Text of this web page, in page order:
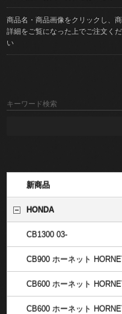
商品名・商品画像をクリックし、
詳細をご覧になった上でご注文く
い
キーワード検索
新商品
HONDA
CB1300 03-
CB900 ホーネット
CB600 ホーネット
CB600 ホーネット